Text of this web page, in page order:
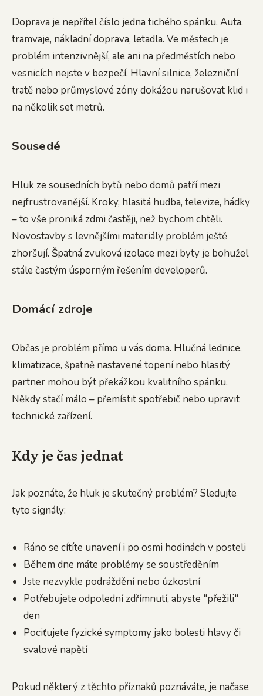
Doprava je nepřítel číslo jedna tichého spánku. Auta,
tramvaje, nákladní doprava, letadla. Ve městech je
problém intenzivnější, ale ani na předměstích nebo
vesnicích nejste v bezpečí. Hlavní silnice, železniční
tratě nebo průmyslové zóny dokážou narušovat klid i
na několik set metrů.
Sousedé
Hluk ze sousedních bytů nebo domů patří mezi
nejfrustrovanější. Kroky, hlasitá hudba, televize, hádky
– to vše proniká zdmi častěji, než bychom chtěli.
Novostavby s levnějšími materiály problém ještě
zhoršují. Špatná zvuková izolace mezi byty je bohužel
stále častým úsporným řešením developerů.
Domácí zdroje
Občas je problém přímo u vás doma. Hlučná lednice,
klimatizace, špatně nastavené topení nebo hlasitý
partner mohou být překážkou kvalitního spánku.
Někdy stačí málo – přemístit spotřebič nebo upravit
technické zařízení.
Kdy je čas jednat
Jak poznáte, že hluk je skutečný problém? Sledujte
tyto signály:
Ráno se cítíte unavení i po osmi hodinách v posteli
Během dne máte problémy se soustředěním
Jste nezvykle podráždění nebo úzkostní
Potřebujete odpolední zdřímnutí, abyste "přežili"
den
Pociťujete fyzické symptomy jako bolesti hlavy či
svalové napětí
Pokud některý z těchto příznaků poznáváte, je načase